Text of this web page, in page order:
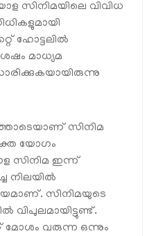
സിനിമയിലെ വിവിധ
ഹോട്ടലിൽ
ശേഷം മാധ്യമ
സിനിമ
യോഗം
സിനിമ ഇന്ന്
നിലയിൽ
സിനിമയുടെ
വിപുലമായിട്ടുണ്ട്.
മോശം വരുന്ന ഒന്നും